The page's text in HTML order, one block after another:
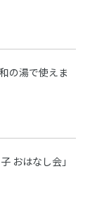
の湯で使えま
おはなし会」